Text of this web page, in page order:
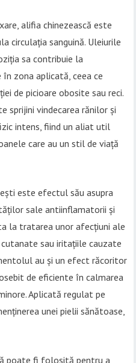
alifia chinezească este
circulația sanguină. Uleiurile
sa contribuie la
zona aplicată, ceea ce
de picioare obosite sau reci.
sprijini vindecarea rănilor și
intens, fiind un aliat util
care au un stil de viață
este efectul său asupra
sale antiinflamatorii și
la tratarea unor afecțiuni ale
sau iritațiile cauzate
au și un efect răcoritor
de eficiente în calmarea
Aplicată regulat pe
unei pielii sănătoase,
poate fi folosită pentru a